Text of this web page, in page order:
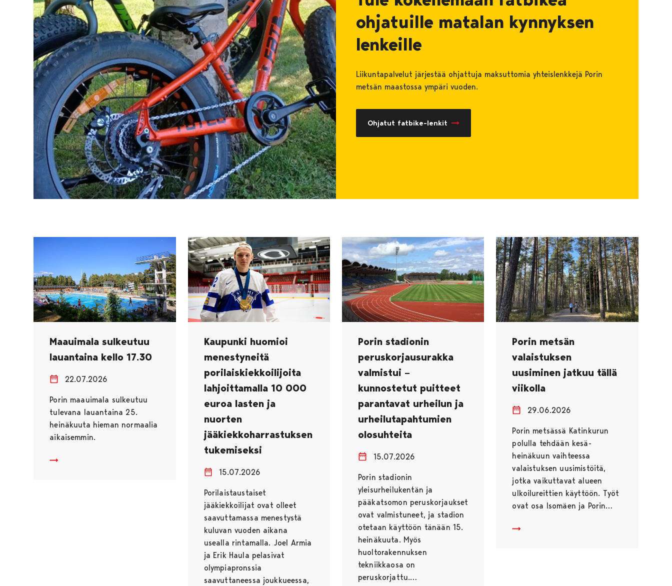
ohjatuille matalan kynnyksen
lenkeille
Liikuntapalvelut järjestää ohjattuja maksuttomia yhteislenkkejä Porin
metsän maastossa ympäri vuoden.
Ohjatut fatbike-lenkit
Maauimala sulkeutuu
lauantaina kello 17.30
22.07.2026
Porin maauimala sulkeutuu
tulevana lauantaina 25.
heinäkuuta hieman normaalia
aikaisemmin.
Maauimala sulkeutuu lauantaina kello 17.30
Kaupunki huomioi
menestyneitä
porilaiskiekkoilijoita
lahjoittamalla 10 000
euroa lasten ja
nuorten
jääkiekkoharrastuksen
tukemiseksi
15.07.2026
Porilaistaustaiset
jääkiekkoilijat ovat olleet
saavuttamassa menestystä
kuluvan vuoden aikana
usealla rintamalla. Joel Armia
ja Erik Haula pelasivat
olympiapronssia
saavuttaneessa joukkueessa,
Porin stadionin
peruskorjausurakka
valmistui –
kunnostetut puitteet
parantavat urheilun ja
urheilutapahtumien
olosuhteita
15.07.2026
Porin stadionin
yleisurheilukentän ja
pääkatsomon peruskorjaukset
ovat valmistuneet, ja stadion
otetaan käyttöön tänään 15.
heinäkuuta. Myös
huoltorakennuksen
tekniikkaosa on
peruskorjattu.…
Porin metsän
valaistuksen
uusiminen jatkuu tällä
viikolla
29.06.2026
Porin metsässä Katinkurun
polulla tehdään kesä-
heinäkuun vaihteessa
valaistuksen uusimistöitä,
jotka vaikuttavat alueen
ulkoilureittien käyttöön. Työt
ovat osa Isomäen ja Porin…
Porin metsän valaistuksen uusiminen